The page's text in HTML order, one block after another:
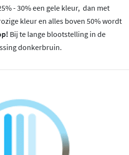
- 30% een gele kleur, dan met
kleur en alles boven 50% wordt
Bij te lange blootstelling in de
donkerbruin.